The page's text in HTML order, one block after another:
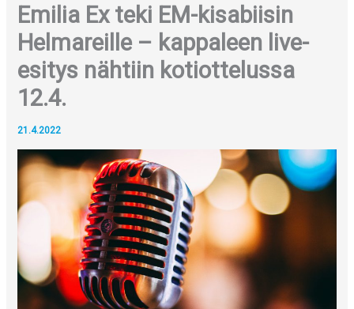
Emilia Ex teki EM-kisabiisin
Helmareille – kappaleen live-
esitys nähtiin kotiottelussa
12.4.
21.4.2022